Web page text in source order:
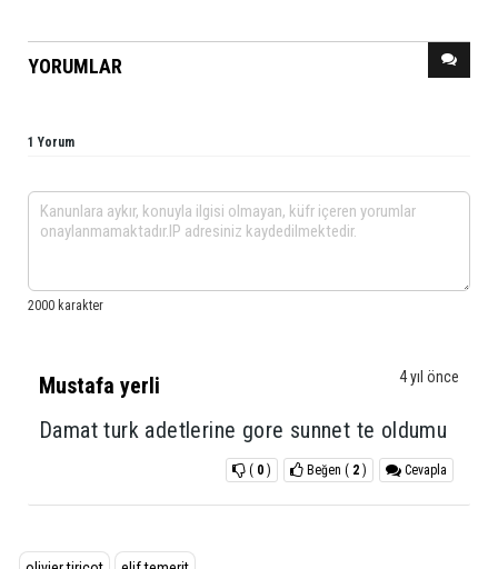
YORUMLAR
1 Yorum
Mustafa yerli 4 yıl önce
Damat turk adetlerine gore sunnet te oldumu
Cevapla
Beğen ( 2 )
( 0 )